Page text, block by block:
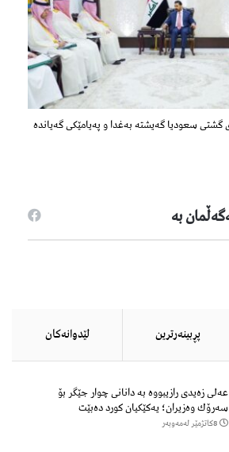
سعودیا گەیشتە بەغدا و پەیامێكی گەیاندە
بە
پڕبینەرترین لێدوانەكان
عەلی زەیدی رازیبووە بە دانانی چوار جێگر بۆ
سەرۆك وەزیران؛ یەكێكیان كورد دەبێت
8كاتژمێر لەمەوبەر